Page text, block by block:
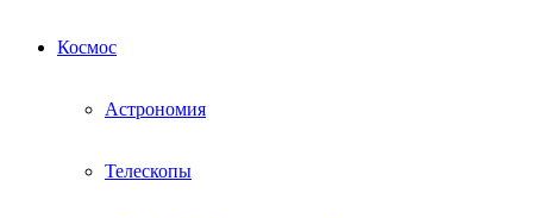
Космос
Астрономия
Телескопы